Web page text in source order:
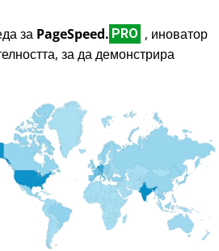
за PageSpeed. PRO , иноватор
за да демонстрира